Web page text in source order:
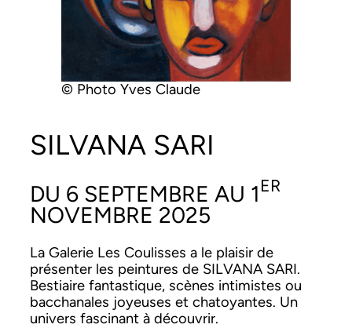
© Pho­to Yves Claude
SILVANA SARI
DU 6 SEPTEMBRE AU 1 ER
NOVEMBRE 2025
La Galerie Les Couliss­es a le plaisir de
présen­ter les pein­tures de SILVANA SARI.
Bes­ti­aire fan­tas­tique, scènes intimistes ou
bac­cha­nales joyeuses et cha­toy­antes. Un
univers fasci­nant à décou­vrir.